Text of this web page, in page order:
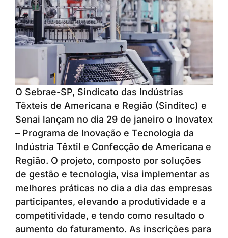
O Sebrae-SP, Sindicato das Indústrias
Têxteis de Americana e Região (Sinditec) e
Senai lançam no dia 29 de janeiro o Inovatex
– Programa de Inovação e Tecnologia da
Indústria Têxtil e Confecção de Americana e
Região. O projeto, composto por soluções
de gestão e tecnologia, visa implementar as
melhores práticas no dia a dia das empresas
participantes, elevando a produtividade e a
competitividade, e tendo como resultado o
aumento do faturamento. As inscrições para